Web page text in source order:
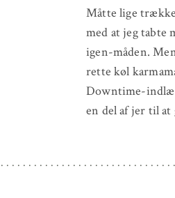
Måtte lige
med at jeg tabte
igen-måden.
rette køl
Downtime-
en del af jer til at